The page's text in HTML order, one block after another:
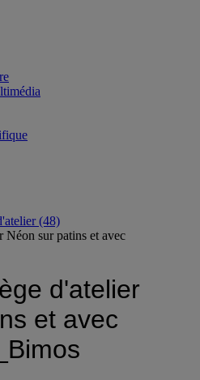
(48)
Néon sur patins et avec
d'atelier
et avec